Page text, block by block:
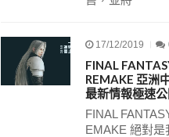
17/12/2019
FINAL
REMAKE 亞洲
最新情報極速
FINAL
EMAKE 絕對是